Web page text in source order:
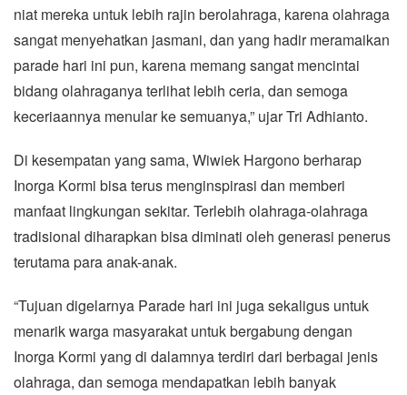
niat mereka untuk lebih rajin berolahraga, karena olahraga
sangat menyehatkan jasmani, dan yang hadir meramaikan
parade hari ini pun, karena memang sangat mencintai
bidang olahraganya terlihat lebih ceria, dan semoga
keceriaannya menular ke semuanya,” ujar Tri Adhianto.
Di kesempatan yang sama, Wiwiek Hargono berharap
Inorga Kormi bisa terus menginspirasi dan memberi
manfaat lingkungan sekitar. Terlebih olahraga-olahraga
tradisional diharapkan bisa diminati oleh generasi penerus
terutama para anak-anak.
“Tujuan digelarnya Parade hari ini juga sekaligus untuk
menarik warga masyarakat untuk bergabung dengan
Inorga Kormi yang di dalamnya terdiri dari berbagai jenis
olahraga, dan semoga mendapatkan lebih banyak